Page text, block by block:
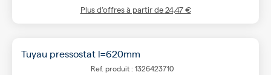
Plus d’offres à partir de24,47 €
Tuyau pressostat l=620mm
Ref. produit : 1326423710